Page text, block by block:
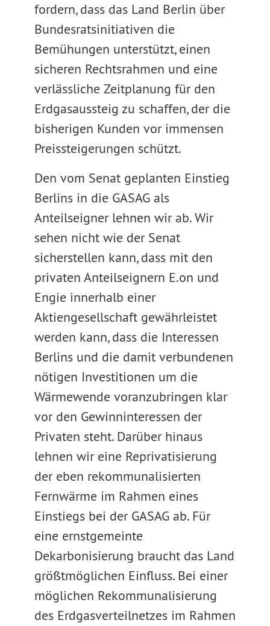
fordern, dass das Land Berlin über
Bundesratsinitiativen die
Bemühungen unterstützt, einen
sicheren Rechtsrahmen und eine
verlässliche Zeitplanung für den
Erdgasaussteig zu schaffen, der die
bisherigen Kunden vor immensen
Preissteigerungen schützt.
Den vom Senat geplanten Einstieg
Berlins in die GASAG als
Anteilseigner lehnen wir ab. Wir
sehen nicht wie der Senat
sicherstellen kann, dass mit den
privaten Anteilseignern E.on und
Engie innerhalb einer
Aktiengesellschaft gewährleistet
werden kann, dass die Interessen
Berlins und die damit verbundenen
nötigen Investitionen um die
Wärmewende voranzubringen klar
vor den Gewinninteressen der
Privaten steht. Darüber hinaus
lehnen wir eine Reprivatisierung
der eben rekommunalisierten
Fernwärme im Rahmen eines
Einstiegs bei der GASAG ab. Für
eine ernstgemeinte
Dekarbonisierung braucht das Land
größtmöglichen Einfluss. Bei einer
möglichen Rekommunalisierung
des Erdgasverteilnetzes im Rahmen